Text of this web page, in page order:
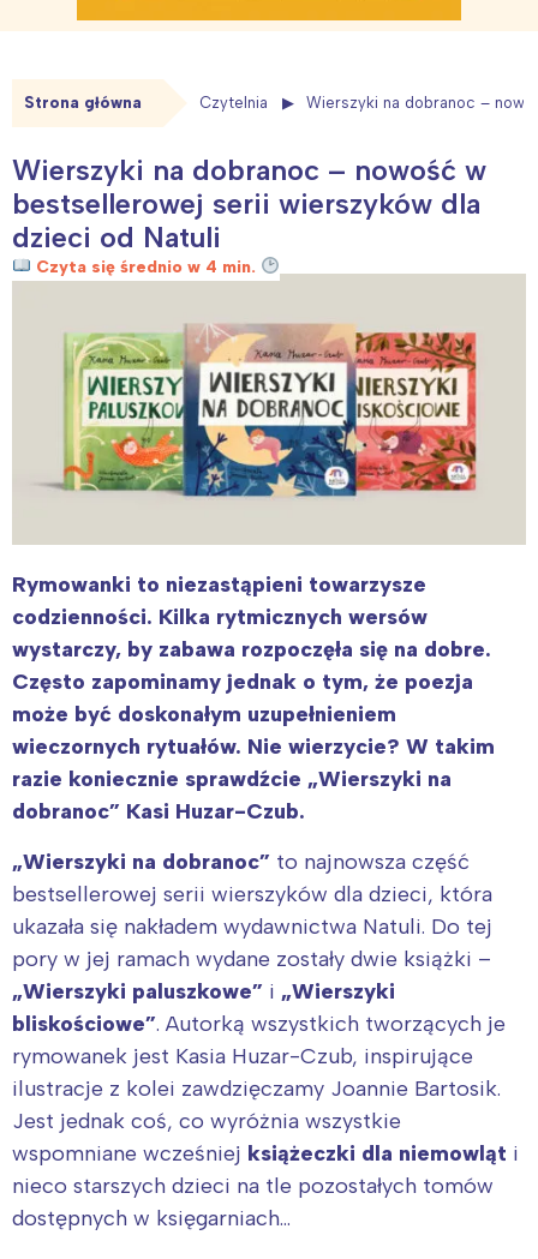
Strona główna Czytelnia Wierszyki na dobranoc –
Wierszyki na dobranoc – nowość w
bestsellerowej serii wierszyków dla
dzieci od Natuli
Czyta się średnio w 4 min.
Rymowanki to niezastąpieni towarzysze
codzienności. Kilka rytmicznych wersów
wystarczy, by zabawa rozpoczęła się na dobre.
Często zapominamy jednak o tym, że poezja
może być doskonałym uzupełnieniem
wieczornych rytuałów. Nie wierzycie? W takim
razie koniecznie sprawdźcie „Wierszyki na
dobranoc” Kasi Huzar-Czub.
„Wierszyki na dobranoc” to najnowsza część
bestsellerowej serii wierszyków dla dzieci, która
ukazała się nakładem wydawnictwa Natuli. Do tej
pory w jej ramach wydane zostały dwie książki –
„Wierszyki paluszkowe” i „Wierszyki
bliskościowe”. Autorką wszystkich tworzących je
rymowanek jest Kasia Huzar-Czub, inspirujące
ilustracje z kolei zawdzięczamy Joannie Bartosik.
Jest jednak coś, co wyróżnia wszystkie
wspomniane wcześniej książeczki dla niemowląt i
nieco starszych dzieci na tle pozostałych tomów
dostępnych w księgarniach…